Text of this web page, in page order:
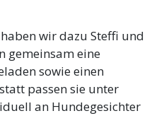
wir dazu Steffi und
gemeinsam eine
sowie einen
passen sie unter
an Hundegesichter